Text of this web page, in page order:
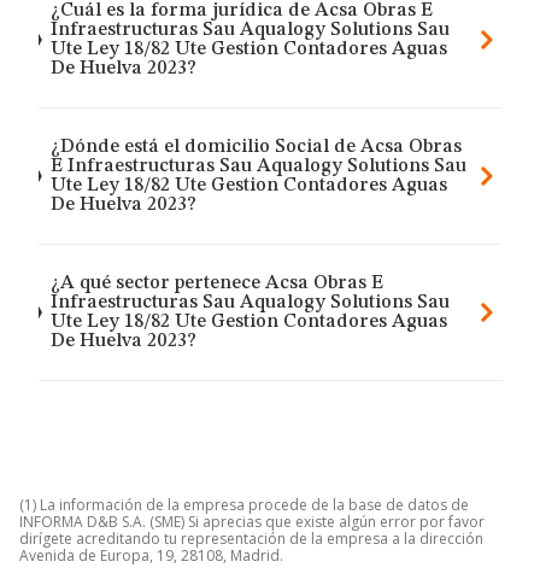
¿Cuál es la forma jurídica de Acsa Obras E
Infraestructuras Sau Aqualogy Solutions Sau
Ute Ley 18/82 Ute Gestion Contadores Aguas
De Huelva 2023?
¿Dónde está el domicilio Social de Acsa Obras
E Infraestructuras Sau Aqualogy Solutions Sau
Ute Ley 18/82 Ute Gestion Contadores Aguas
De Huelva 2023?
¿A qué sector pertenece Acsa Obras E
Infraestructuras Sau Aqualogy Solutions Sau
Ute Ley 18/82 Ute Gestion Contadores Aguas
De Huelva 2023?
(1) La información de la empresa procede de la base de datos de
INFORMA D&B S.A. (SME) Si aprecias que existe algún error por favor
dirígete acreditando tu representación de la empresa a la dirección
Avenida de Europa, 19, 28108, Madrid.